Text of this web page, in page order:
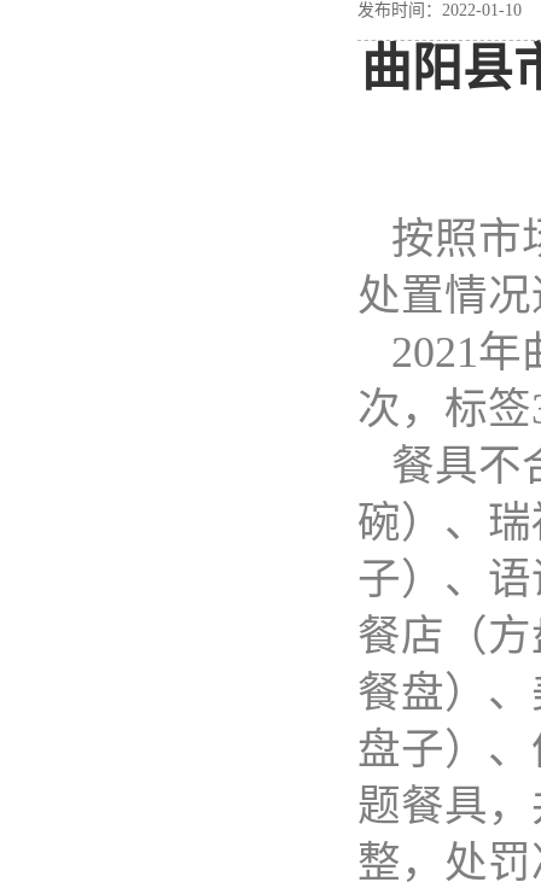
发布时间：2022-01-
曲阳县
按照市
处置情
2021
次，标
餐具不
碗）、
子）、
餐店（
餐盘）
盘子）
题餐具
整，处